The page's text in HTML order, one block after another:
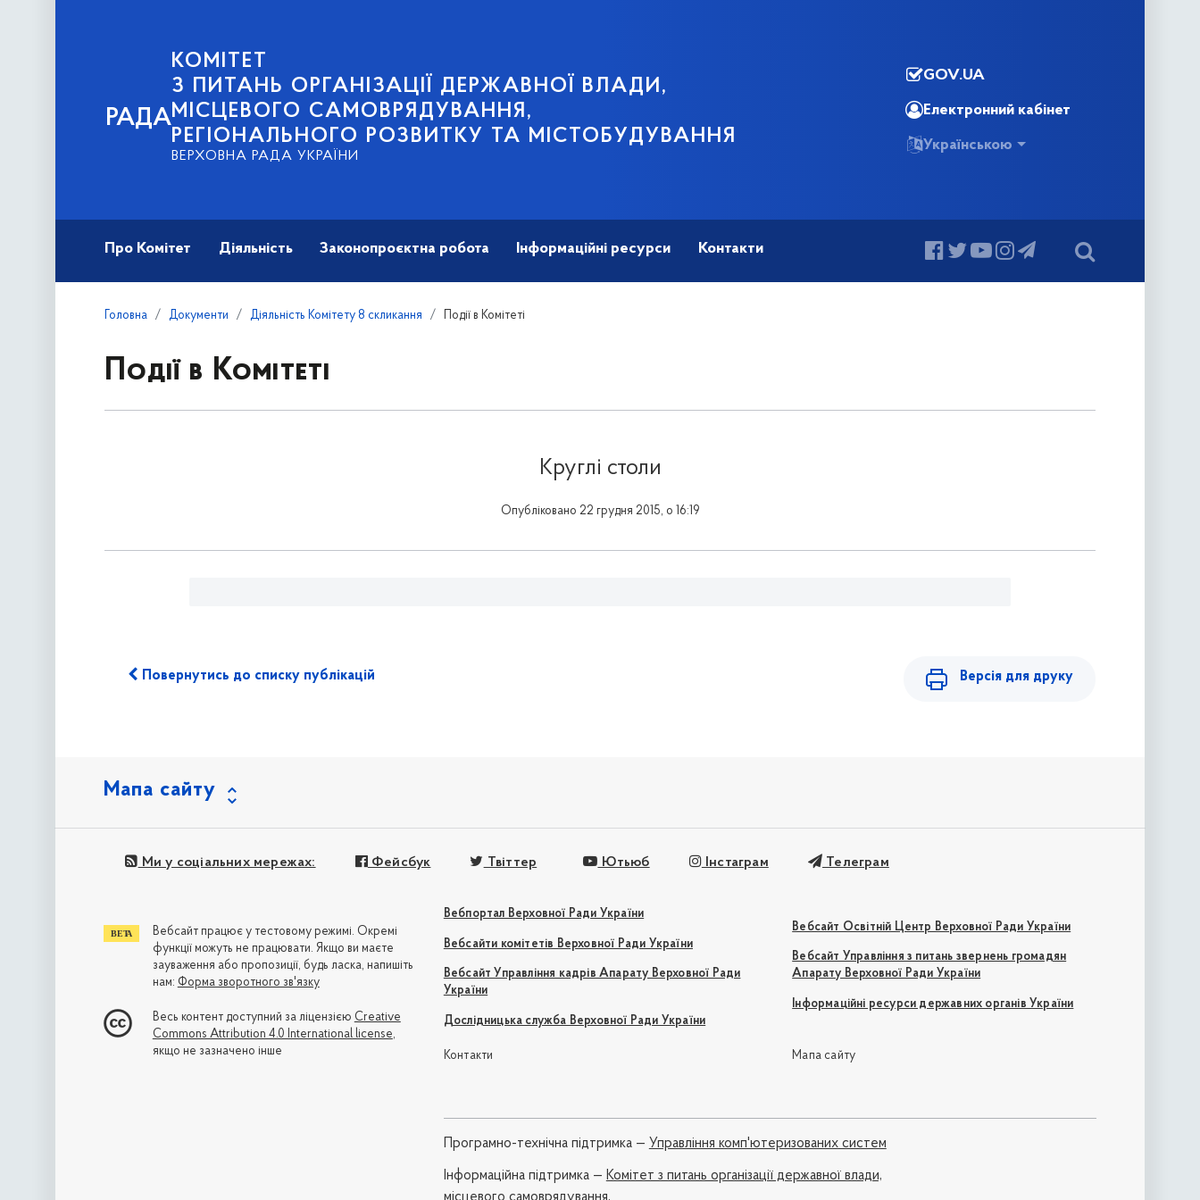
РАДА
КОМІТЕТ
З ПИТАНЬ ОРГАНІЗАЦІЇ ДЕРЖАВНОЇ ВЛАДИ,
МІСЦЕВОГО САМОВРЯДУВАННЯ,
РЕГІОНАЛЬНОГО РОЗВИТКУ ТА МІСТОБУДУВАННЯ
ВЕРХОВНА РАДА УКРАЇНИ
GOV.UA
Електронний кабінет
Українською
Про Комітет Діяльність Законопроєктна робота Інформаційні ресурси Контакти
Головна Документи Діяльність Комітету 8 скликання Події в Комітеті
Події в Комітеті
Круглі столи
Опубліковано 22 грудня 2015, о 16:19
Повернутись до списку публікацій Версія для друку
Мапа сайту
Ми у соціальних мережах: Фейсбук Твіттер Ютьюб Інстаграм Телеграм
Вебпортал Верховної Ради України
Вебсайти комітетів Верховної Ради України
Вебсайт Управління кадрів Апарату Верховної Ради
України
Дослідницька служба Верховної Ради України
Вебсайт Освітній Центр Верховної Ради України
Вебсайт Управління з питань звернень громадян
Апарату Верховної Ради України
Інформаційні ресурси державних органів України
Контакти Мапа сайту
Програмно-технічна підтримка — Управління комп'ютеризованих систем
Iнформаційна підтримка — Комітет з питань організації державної влади,
Вебсайт працює у тестовому режимі. Окремі
функції можуть не працювати. Якщо ви маєте
зауваження або пропозиції, будь ласка, напишіть
нам: Форма зворотного зв'язку
Весь контент доступний за ліцензією Creative
Commons Attribution 4.0 International license,
якщо не зазначено інше